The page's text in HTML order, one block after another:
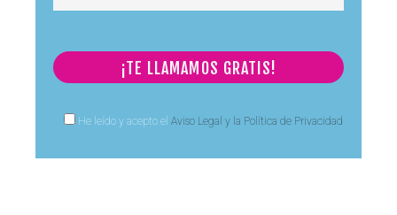
He leído y acepto el Aviso Legal y la Política de Privacidad